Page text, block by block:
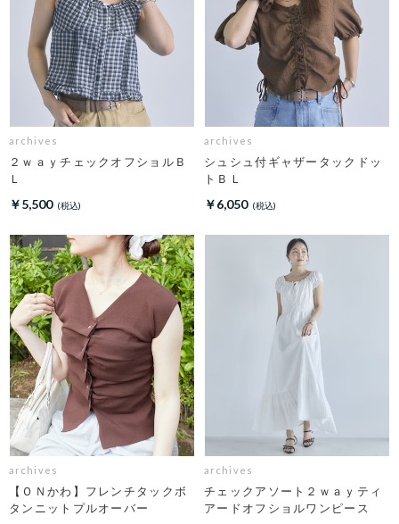
archives
２ｗａｙチェックオフショルＢ
Ｌ
￥5,500
archives
シュシュ付ギャザータックドッ
トＢＬ
￥6,050
archives
【ＯＮかわ】フレンチタックボ
タンニットプルオーバー
archives
チェックアソート２ｗａｙティ
アードオフショルワンピース